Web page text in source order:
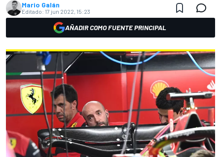
Mario Galán
Editado: 17 jun 2022, 15:23
AÑADIR COMO FUENTE PRINCIPAL